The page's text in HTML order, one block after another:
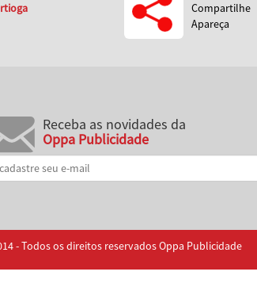
Compartilhe
Apareça
Receba as novidades da
Oppa Publicidade
- Todos os direitos reservados Oppa Publicidade